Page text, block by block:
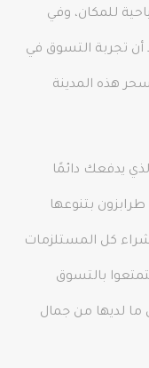
للمكان، وفي
أن تجربة التسوق في
هذه المدينة
يدفعك دائمًا
بتنوعها
كل المستلزمات
بالتسوق
ما لديها من جمال